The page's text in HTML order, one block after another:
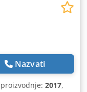
Nazvati
2017,